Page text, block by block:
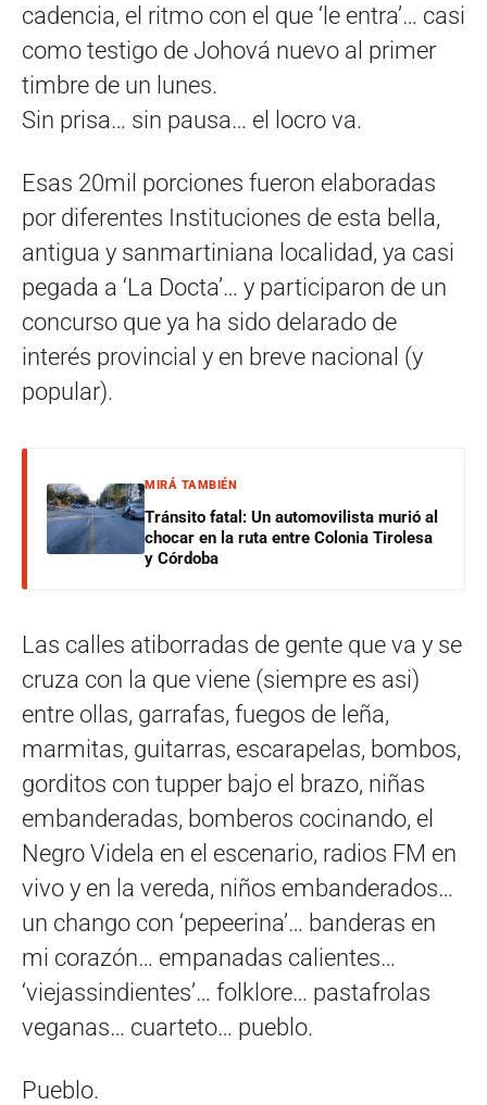
cadencia, el ritmo con el que ‘le entra’… casi
como testigo de Johová nuevo al primer
timbre de un lunes.
Sin prisa… sin pausa… el locro va.
Esas 20mil porciones fueron elaboradas
por diferentes Instituciones de esta bella,
antigua y sanmartiniana localidad, ya casi
pegada a ‘La Docta’… y participaron de un
concurso que ya ha sido delarado de
interés provincial y en breve nacional (y
popular).
MIRÁ TAMBIÉN
Tránsito fatal: Un automovilista murió al
chocar en la ruta entre Colonia Tirolesa
y Córdoba
Las calles atiborradas de gente que va y se
cruza con la que viene (siempre es asi)
entre ollas, garrafas, fuegos de leña,
marmitas, guitarras, escarapelas, bombos,
gorditos con tupper bajo el brazo, niñas
embanderadas, bomberos cocinando, el
Negro Videla en el escenario, radios FM en
vivo y en la vereda, niños embanderados…
un chango con ‘pepeerina’… banderas en
mi corazón… empanadas calientes…
‘viejassindientes’… folklore… pastafrolas
veganas… cuarteto… pueblo.
Pueblo.